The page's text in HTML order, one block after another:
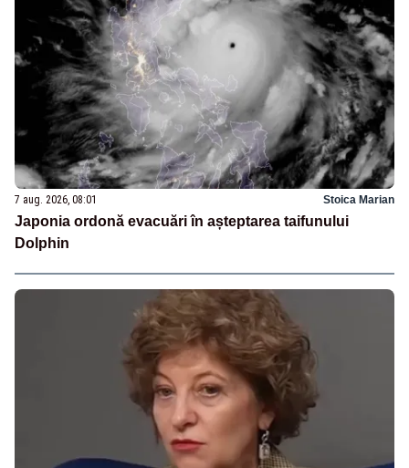
7 aug. 2026, 08:01 Stoica Marian
Japonia ordonă evacuări în așteptarea taifunului
Dolphin